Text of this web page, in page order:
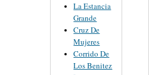
La Estancia
Grande
Cruz De
Mujeres
Corrido De
Los Benitez